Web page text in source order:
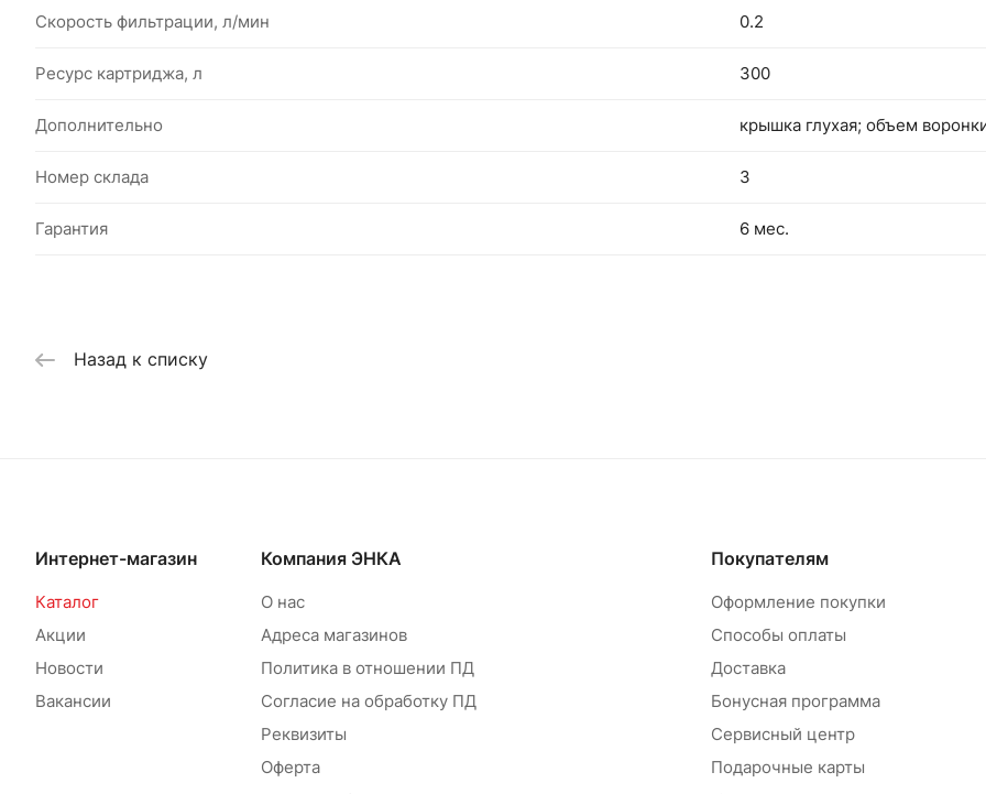
Скорость фильтрации, л/мин 0.2
Ресурс картриджа, л 300
Дополнительно крышка глухая; объем
Номер склада 3
Гарантия 6 мес.
Назад к списку
Интернет-магазин
Каталог
Акции
Новости
Вакансии
Компания ЭНКА
О нас
Адреса магазинов
Политика в отношении ПД
Согласие на обработку ПД
Реквизиты
Оферта
Покупателям
Оформление покупки
Способы оплаты
Доставка
Бонусная программа
Сервисный центр
Подарочные карты